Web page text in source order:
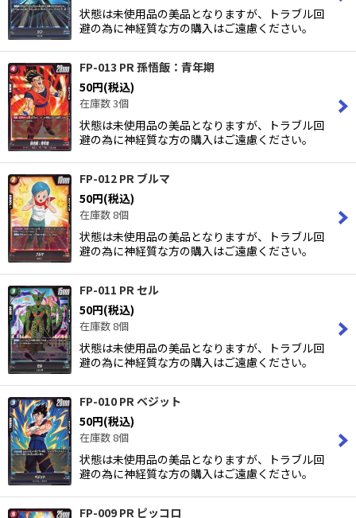
状態は未使用品の美品となりますが、トラブル回
避の為に神経質な方の購入はご遠慮ください。
FP-013 PR 孫悟飯：青年期
50円(税込)
在庫数 3個
状態は未使用品の美品となりますが、トラブル回
避の為に神経質な方の購入はご遠慮ください。
FP-012 PR ブルマ
50円(税込)
在庫数 8個
状態は未使用品の美品となりますが、トラブル回
避の為に神経質な方の購入はご遠慮ください。
FP-011 PR セル
50円(税込)
在庫数 8個
状態は未使用品の美品となりますが、トラブル回
避の為に神経質な方の購入はご遠慮ください。
FP-010 PR ベジット
50円(税込)
在庫数 8個
状態は未使用品の美品となりますが、トラブル回
避の為に神経質な方の購入はご遠慮ください。
FP-009 PR ピッコロ